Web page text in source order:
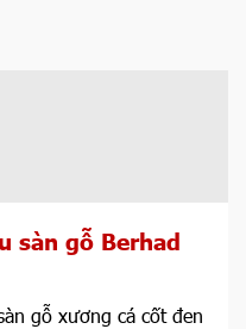
sàn gỗ Berhad
gỗ xương cá cốt đen